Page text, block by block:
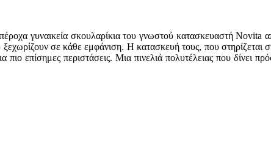
γυναικεία σκουλαρίκια του γνωστού κατασκευαστή Novita
σε κάθε εμφάνιση. Η κατασκευή τους, που στηρίζεται
επίσημες περιστάσεις. Μια πινελιά πολυτέλειας που δίνει